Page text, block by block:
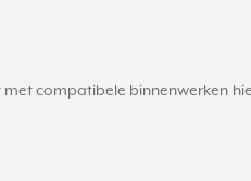
compatibele binnenwerken